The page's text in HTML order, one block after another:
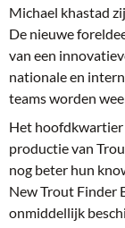
Michael khastad
De nieuwe
van een
nationale en
teams worden
Het hoofdkwartier
productie van
nog beter hun
New Trout Finder
onmiddellijk